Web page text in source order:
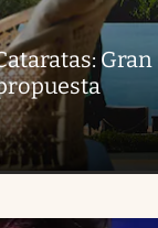
Gran